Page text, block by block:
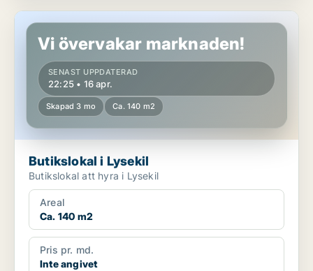
Butikslokal i Lysekil
Vi övervakar marknaden!
SENAST UPPDATERAD
22:25 • 16 apr.
Skapad 3 mo Ca. 140 m2
Butikslokal i Lysekil
Butikslokal att hyra i Lysekil
Areal
Ca. 140 m2
Pris pr. md.
Inte angivet